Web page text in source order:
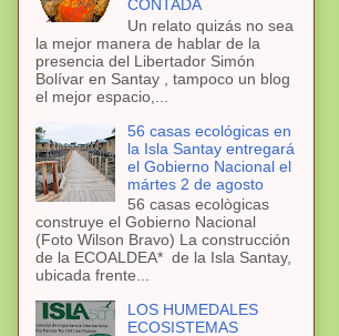
CONTADA
Un relato quizás no sea
la mejor manera de hablar de la
presencia del Libertador Simón
Bolívar en Santay , tampoco un blog
el mejor espacio,...
56 casas ecológicas en
la Isla Santay entregará
el Gobierno Nacional el
mártes 2 de agosto
56 casas ecològicas
construye el Gobierno Nacional
(Foto Wilson Bravo) La construcción
de la ECOALDEA* de la Isla Santay,
ubicada frente...
LOS HUMEDALES
ECOSISTEMAS